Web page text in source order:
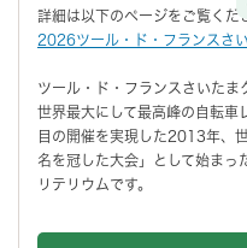
詳細は以下のページをご覧くだ
2026ツール・ド・フランスさ
ツール・ド・フランスさいたま
世界最大にして最高峰の自転車
目の開催を実現した2013年、
名を冠した大会」として始まっ
リテリウムです。